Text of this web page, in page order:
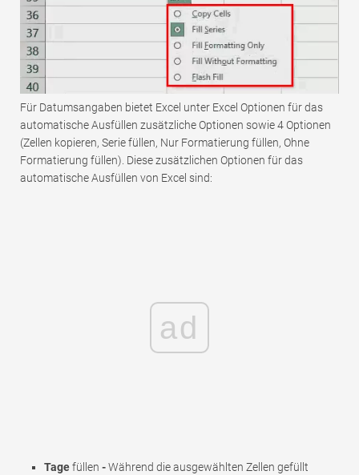
Für Datumsangaben bietet Excel unter Excel Optionen für das
automatische Ausfüllen zusätzliche Optionen sowie 4 Optionen
(Zellen kopieren, Serie füllen, Nur Formatierung füllen, Ohne
Formatierung füllen). Diese zusätzlichen Optionen für das
automatische Ausfüllen von Excel sind:
ad
Tagefüllen -Während die ausgewählten Zellen gefüllt